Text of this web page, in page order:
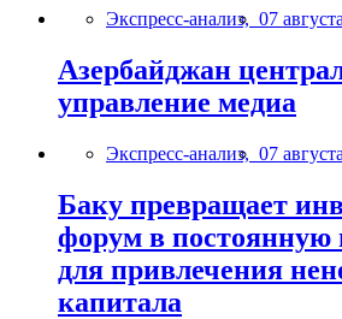
Экспресс-анализ, 07
Азербайджан
управление медиа
Экспресс-анализ, 07
Баку превращает
форум в постоянную
для привлечения
капитала